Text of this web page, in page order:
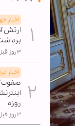
اخبار
ارتش
۳ روز قبل
اخبار
صفوت"
روزه
۳ روز قبل